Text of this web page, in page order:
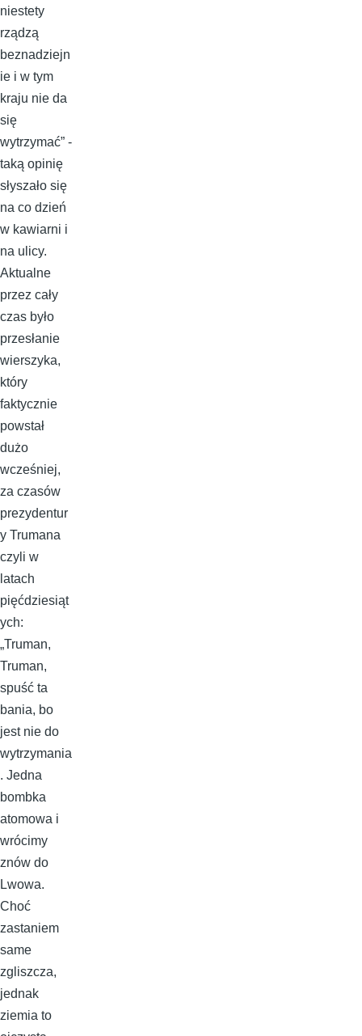
niestety
rządzą
beznadziejn
ie i w tym
kraju nie da
się
wytrzymać” -
taką opinię
słyszało się
na co dzień
w kawiarni i
na ulicy.
Aktualne
przez cały
czas było
przesłanie
wierszyka,
który
faktycznie
powstał
dużo
wcześniej,
za czasów
prezydentur
y Trumana
czyli w
latach
pięćdziesiąt
ych:
„Truman,
Truman,
spuść ta
bania, bo
jest nie do
wytrzymania
. Jedna
bombka
atomowa i
wrócimy
znów do
Lwowa.
Choć
zastaniem
same
zgliszcza,
jednak
ziemia to